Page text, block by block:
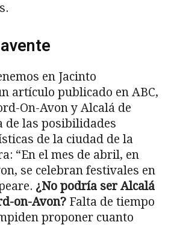
en Jacinto
artículo publicado en ABC,
On-Avon y Alcalá de
de las posibilidades
de la ciudad de la
“En el mes de abril, en
se celebran festivales en
¿No podría ser Alcalá
on-Avon? Falta de tiempo
proponer cuanto